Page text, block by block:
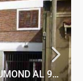
EXCELENTE UBICACION!!! DEPTO DRUMOND AL 900